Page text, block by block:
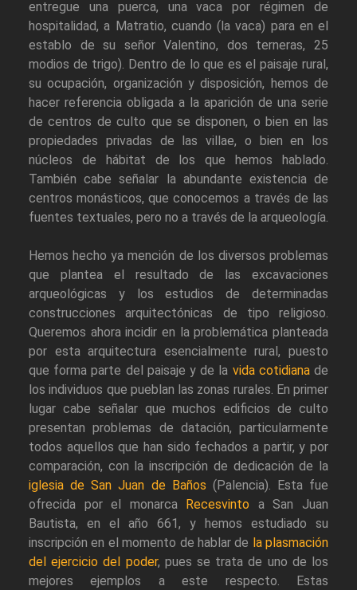
entregue una puerca, una vaca por régimen de
hospitalidad, a Matratio, cuando (la vaca) para en el
establo de su señor Valentino, dos terneras, 25
modios de trigo). Dentro de lo que es el paisaje rural,
su ocupación, organización y disposición, hemos de
hacer referencia obligada a la aparición de una serie
de centros de culto que se disponen, o bien en las
propiedades privadas de las villae, o bien en los
núcleos de hábitat de los que hemos hablado.
También cabe señalar la abundante existencia de
centros monásticos, que conocemos a través de las
fuentes textuales, pero no a través de la arqueología.
Hemos hecho ya mención de los diversos problemas
que plantea el resultado de las excavaciones
arqueológicas y los estudios de determinadas
construcciones arquitectónicas de tipo religioso.
Queremos ahora incidir en la problemática planteada
por esta arquitectura esencialmente rural, puesto
que forma parte del paisaje y de la vida cotidianade
los individuos que pueblan las zonas rurales. En primer
lugar cabe señalar que muchos edificios de culto
presentan problemas de datación, particularmente
todos aquellos que han sido fechados a partir, y por
comparación, con la inscripción de dedicación de la
iglesia de San Juan de Baños (Palencia). Esta fue
ofrecida por el monarca
Recesvinto a San Juan
Bautista, en el año 661, y hemos estudiado su
inscripción en el momento de hablar de la plasmación
del ejercicio del poder, pues se trata de uno de los
mejores ejemplos a este respecto. Estas